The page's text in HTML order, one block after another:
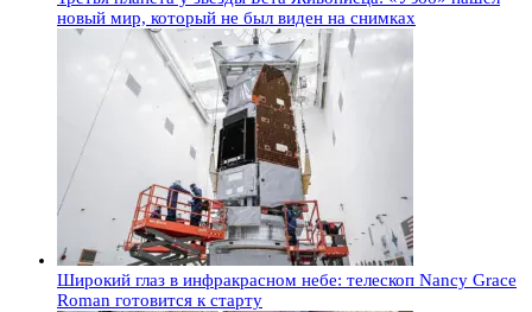
новый мир, который не был виден на снимках
Широкий глаз в инфракрасном небе: телескоп Nancy Grace
Roman готовится к старту